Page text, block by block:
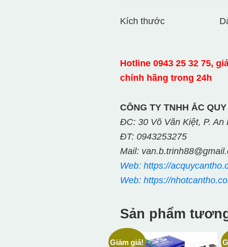
Kích thước
Hotline 0943 25 32 75,
chính hãng trong 24h
CÔNG TY TNHH ẮC
ĐC: 30 Võ Văn Kiệt, P. An
ĐT: 0943253275
Mail:
Web: https://
Web: https://
Sản phẩm
Giảm giá!